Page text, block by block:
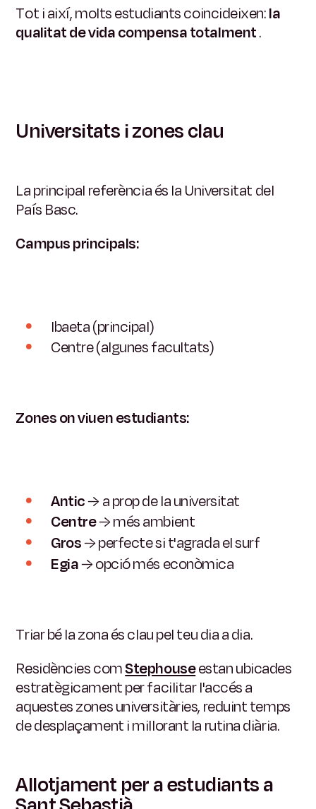
Tot i així, molts estudiants coincideixen:la
qualitat de vida compensa totalment.
Universitats i zones clau
La principal referència és la Universitat del
País Basc.
Campus principals:
Ibaeta (principal)
Centre (algunes facultats)
Zones on viuen estudiants:
Antic→ a prop de la universitat
Centre→ més ambient
Gros→ perfecte si t'agrada el surf
Egia→ opció més econòmica
Triar bé la zona és clau pel teu dia a dia.
Residències comStephouseestan ubicades
estratègicament per facilitar l'accés a
aquestes zones universitàries, reduint temps
de desplaçament i millorant la rutina diària.
Allotjament per a estudiants a